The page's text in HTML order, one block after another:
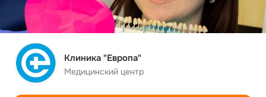
Клиника "Европа"
Медицинский центр